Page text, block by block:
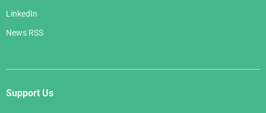
LinkedIn
News RSS
Support Us